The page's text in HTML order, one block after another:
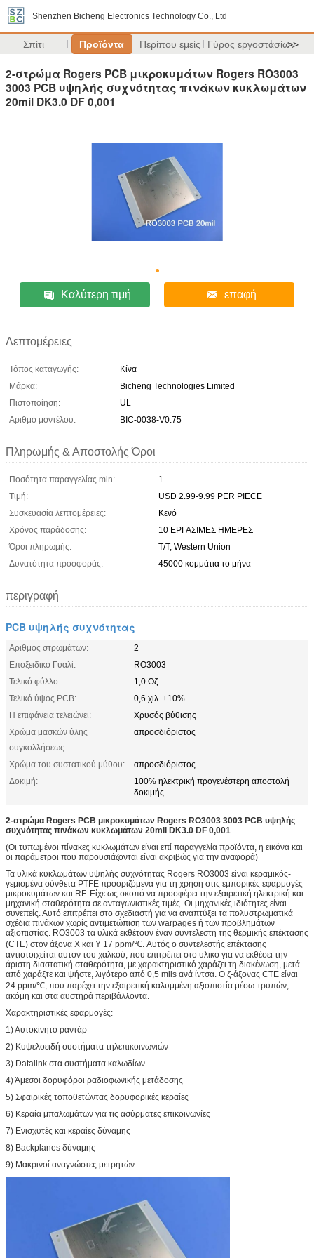
Shenzhen Bicheng Electronics Technology Co., Ltd
Σπίτι Προϊόντα Περίπου εμείς Γύρος εργοστασίων
>>
2-στρώμα Rogers PCB μικροκυμάτων Rogers RO3003
3003 PCB υψηλής συχνότητας πινάκων κυκλωμάτων
20mil DK3.0 DF 0,001
Καλύτερη τιμή επαφή
Λεπτομέρειες
Τόπος καταγωγής:
Κίνα
Μάρκα:
Bicheng Technologies Limited
Πιστοποίηση:
UL
Αριθμό μοντέλου:
BIC-0038-V0.75
Πληρωμής & Αποστολής Όροι
Ποσότητα παραγγελίας min:
1
Τιμή:
USD 2.99-9.99 PER PIECE
Συσκευασία λεπτομέρειες:
Κενό
Χρόνος παράδοσης:
10 ΕΡΓΑΣΙΜΕΣ ΗΜΕΡΕΣ
Όροι πληρωμής:
T/T, Western Union
Δυνατότητα προσφοράς:
45000 κομμάτια το μήνα
περιγραφή
PCB υψηλής συχνότητας
Αριθμός στρωμάτων:
2
Εποξειδικό Γυαλί:
RO3003
Τελικό φύλλο:
1,0 Οζ
Τελικό ύψος PCB:
0,6 χιλ. ±10%
Η επιφάνεια τελειώνει:
Χρυσός βύθισης
Χρώμα μασκών ύλης
συγκολλήσεως:
απροσδιόριστος
Χρώμα του συστατικού μύθου:
απροσδιόριστος
Δοκιμή:
100% ηλεκτρική προγενέστερη αποστολή
δοκιμής
2-στρώμα Rogers PCB μικροκυμάτων Rogers RO3003 3003 PCB υψηλής
συχνότητας πινάκων κυκλωμάτων 20mil DK3.0 DF 0,001
(Οι τυπωμένοι πίνακες κυκλωμάτων είναι επί παραγγελία προϊόντα, η εικόνα και
οι παράμετροι που παρουσιάζονται είναι ακριβώς για την αναφορά)
Τα υλικά κυκλωμάτων υψηλής συχνότητας Rogers RO3003 είναι κεραμικός-
γεμισμένα σύνθετα PTFE προοριζόμενα για τη χρήση στις εμπορικές εφαρμογές
μικροκυμάτων και RF. Είχε ως σκοπό να προσφέρει την εξαιρετική ηλεκτρική και
μηχανική σταθερότητα σε ανταγωνιστικές τιμές. Οι μηχανικές ιδιότητες είναι
συνεπείς. Αυτό επιτρέπει στο σχεδιαστή για να αναπτύξει τα πολυστρωματικά
σχέδια πινάκων χωρίς αντιμετώπιση των warpages ή των προβλημάτων
αξιοπιστίας. RO3003 τα υλικά εκθέτουν έναν συντελεστή της θερμικής επέκτασης
(CTE) στον άξονα Χ και Υ 17 ppm/℃. Αυτός ο συντελεστής επέκτασης
αντιστοιχείται αυτόν του χαλκού, που επιτρέπει στο υλικό για να εκθέσει την
άριστη διαστατική σταθερότητα, με χαρακτηριστικό χαράζει τη διακένωση, μετά
από χαράξτε και ψήστε, λιγότερο από 0,5 mils ανά ίντσα. Ο ζ-άξονας CTE είναι
24 ppm/℃, που παρέχει την εξαιρετική καλυμμένη αξιοπιστία μέσω-τρυπών,
ακόμη και στα αυστηρά περιβάλλοντα.
Χαρακτηριστικές εφαρμογές:
1) Αυτοκίνητο ραντάρ
2) Κυψελοειδή συστήματα τηλεπικοινωνιών
3) Datalink στα συστήματα καλωδίων
4) Άμεσοι δορυφόροι ραδιοφωνικής μετάδοσης
5) Σφαιρικές τοποθετώντας δορυφορικές κεραίες
6) Κεραία μπαλωμάτων για τις ασύρματες επικοινωνίες
7) Ενισχυτές και κεραίες δύναμης
8) Backplanes δύναμης
9) Μακρινοί αναγνώστες μετρητών